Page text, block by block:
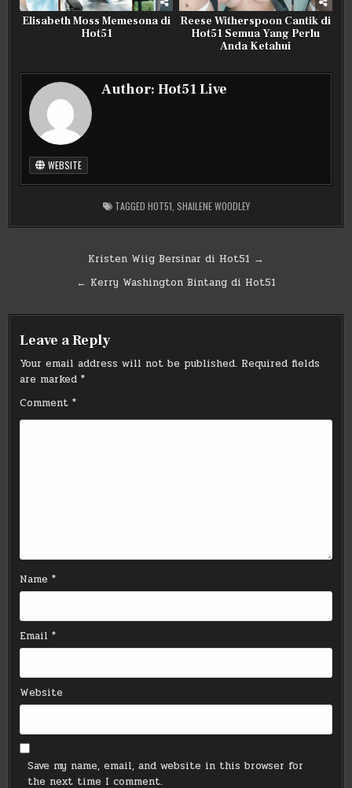
Elisabeth Moss Memesona di
Hot51
Reese Witherspoon Cantik di
Hot51 Semua Yang Perlu
Anda Ketahui
Author:Hot51 Live
WEBSITE
TAGGED HOT51 SHAILENE WOODLEY
navigation
Kristen Wiig Bersinar di Hot51 →
← Kerry Washington Bintang di Hot51
Leave a Reply
Your email address will not be published. Required fields
are marked*
Comment*
Name*
Email*
Website
Save my name, email, and website in this browser for
the next time I comment.